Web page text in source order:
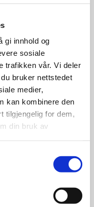
gi innhold og
sosiale
trafikken vår. Vi deler
bruker nettstedet
medier,
kan kombinere den
tilgjengelig for dem,
din bruk av
LI 90